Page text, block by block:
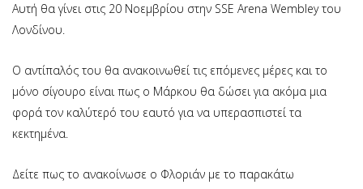
Αυτή θα γίνει στις 20 Νοεμβρίου στην SSE Arena Wembley του
Λονδίνου.
Ο αντίπαλός του θα ανακοινωθεί τις επόμενες μέρες και το
μόνο σίγουρο είναι πως ο Μάρκου θα δώσει για ακόμα μια
φορά τον καλύτερό του εαυτό για να υπερασπιστεί τα
κεκτημένα.
Δείτε πως το ανακοίνωσε ο Φλοριάν με το παρακάτω